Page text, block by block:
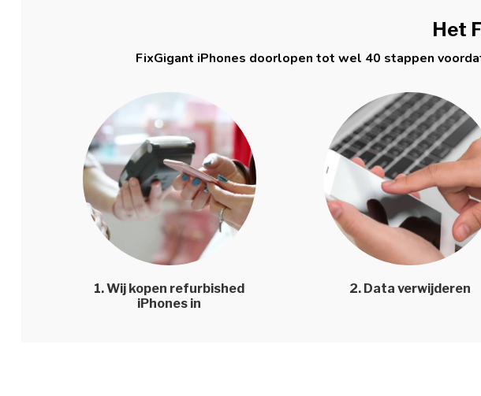
Het
FixGigant iPhones doorlopen tot wel 40 stappen
1. Wij kopen refurbished
iPhones in
2. Data verwijderen